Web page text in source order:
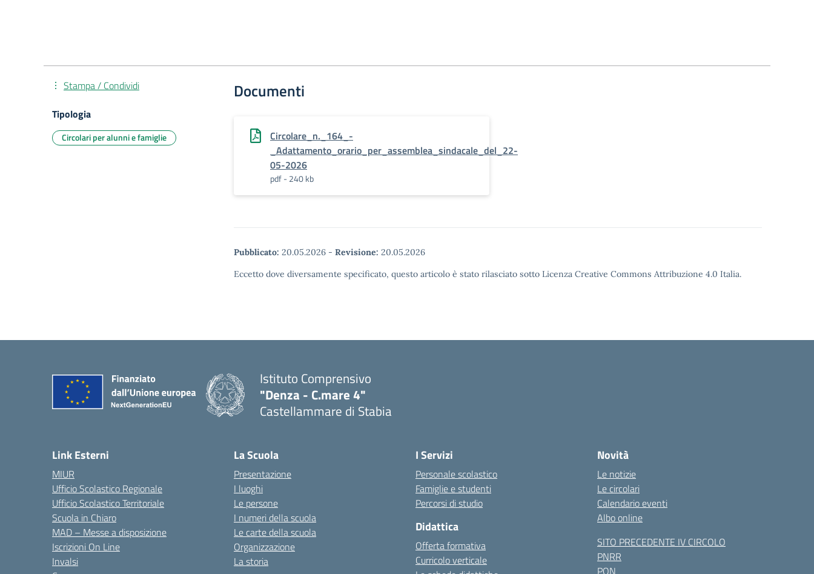
Documenti
Circolare_n._164_-
_Adattamento_orario_per_assemblea_sindacale_del_22-
05-2026
pdf - 240 kb
Pubblicato: 20.05.2026 - Revisione: 20.05.2026
Eccetto dove diversamente specificato, questo articolo è stato rilasciato sotto Licenza Creative Commons Attribuzione 4.0 Italia.
Stampa / Condividi
Tipologia
Circolari per alunni e famiglie
Istituto Comprensivo
"Denza - C.mare 4"
Castellammare di Stabia
Link Esterni
MIUR
Ufficio Scolastico Regionale
Ufficio Scolastico Territoriale
Scuola in Chiaro
MAD – Messe a disposizione
Iscrizioni On Line
Invalsi
La Scuola
Presentazione
I luoghi
Le persone
I numeri della scuola
Le carte della scuola
Organizzazione
La storia
I Servizi
Personale scolastico
Famiglie e studenti
Percorsi di studio
Didattica
Offerta formativa
Curricolo verticale
Novità
Le notizie
Le circolari
Calendario eventi
Albo online
SITO PRECEDENTE IV CIRCOLO
PNRR
PON